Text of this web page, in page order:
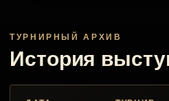
ТУРНИРНЫЙ АРХИВ
История